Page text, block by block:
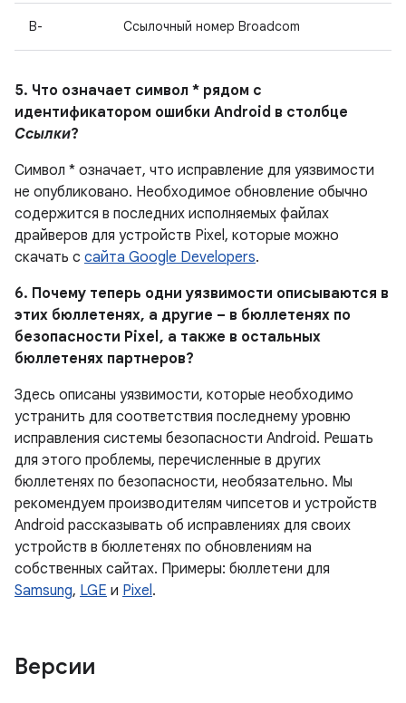
B- Ссылочный номер Broadcom
5. Что означает символ * рядом с
идентификатором ошибки Android в столбце
Ссылки?
Символ * означает, что исправление для уязвимости
не опубликовано. Необходимое обновление обычно
содержится в последних исполняемых файлах
драйверов для устройств Pixel, которые можно
скачать с сайта Google Developers.
6. Почему теперь одни уязвимости описываются в
этих бюллетенях, а другие – в бюллетенях по
безопасности Pixel , а также в остальных
бюллетенях партнеров?
Здесь описаны уязвимости, которые необходимо
устранить для соответствия последнему уровню
исправления системы безопасности Android. Решать
для этого проблемы, перечисленные в других
бюллетенях по безопасности, необязательно. Мы
рекомендуем производителям чипсетов и устройств
Android рассказывать об исправлениях для своих
устройств в бюллетенях по обновлениям на
собственных сайтах. Примеры: бюллетени для
Samsung, LGE и Pixel.
Версии